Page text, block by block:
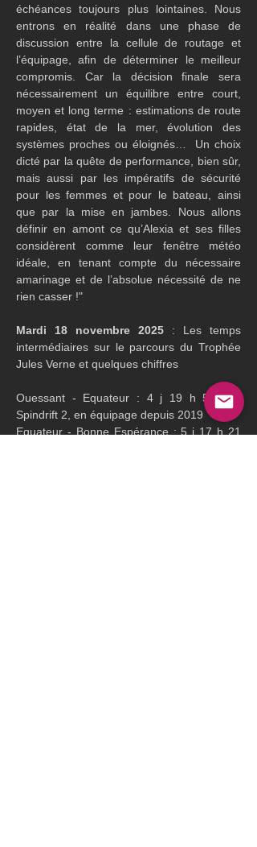
échéances toujours plus lointaines. Nous
entrons en réalité dans une phase de
discussion entre la cellule de routage et
l’équipage, afin de déterminer le meilleur
compromis. Car la décision finale sera
nécessairement un équilibre entre court,
moyen et long terme : estimations de route
rapides, état de la mer, évolution des
systèmes proches ou éloignés…  Un choix
dicté par la quête de performance, bien sûr,
mais aussi par les impératifs de sécurité
pour les femmes et pour le bateau, ainsi
que par la mise en jambes. Nous allons
définir en amont ce qu’Alexia et ses filles
considèrent comme leur fenêtre météo
idéale, en tenant compte du nécessaire
amarinage et de l’absolue nécessité de ne
rien casser !"
Mardi 18 novembre 2025 : Les temps
intermédiaires sur le parcours du Trophée
Jules Verne et quelques chiffres
Ouessant - Equateur : 4 j 19 h 57 min
Spindrift 2, en équipage depuis 2019
Equateur - Bonne Espérance : 5 j 17 h 21